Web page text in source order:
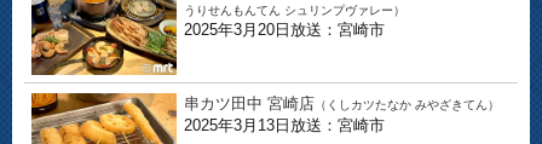
うりせんもんてん シュリンプヴァレー）
2025年3月20日放送：宮崎市
串カツ田中 宮崎店 （くしカツたなか みやざきてん）
2025年3月13日放送：宮崎市